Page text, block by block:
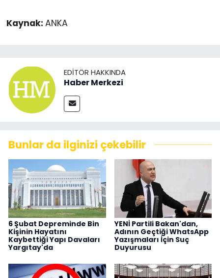
Kaynak: ANKA
EDITÖR HAKKINDA
Haber Merkezi
Bunlar da ilginizi çekebilir
6 Şubat Depreminde Bin
Kişinin Hayatını
Kaybettiği Yapı Davaları
Yargıtay'da
YENİ Partili Bakan'dan,
Adının Geçtiği WhatsApp
Yazışmaları İçin Suç
Duyurusu